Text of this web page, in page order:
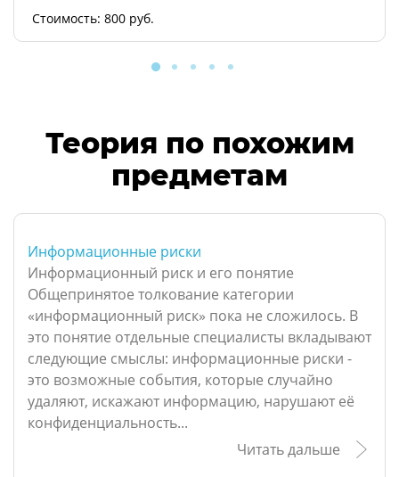
Стоимость: 800 руб.
Теория по похожим
предметам
Информационные риски
Информационный риск и его понятие
Общепринятое толкование категории
«информационный риск» пока не сложилось. В
это понятие отдельные специалисты вкладывают
следующие смыслы: информационные риски -
это возможные события, которые случайно
удаляют, искажают информацию, нарушают её
конфиденциальность...
Читать дальше